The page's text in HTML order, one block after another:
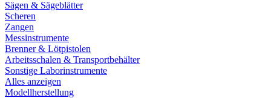
Sägen & Sägeblätter
Scheren
Zangen
Messinstrumente
Brenner & Lötpistolen
Arbeitsschalen & Transportbehälter
Sonstige Laborinstrumente
Alles anzeigen
Modellherstellung